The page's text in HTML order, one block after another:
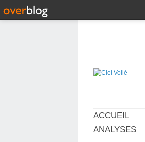
ACCUEIL
ANALYSES